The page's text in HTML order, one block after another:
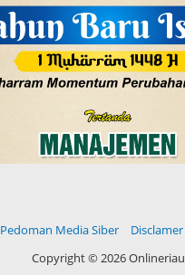
Pedoman Media Siber Disclamer
Copyright ©2026 Onlineriau